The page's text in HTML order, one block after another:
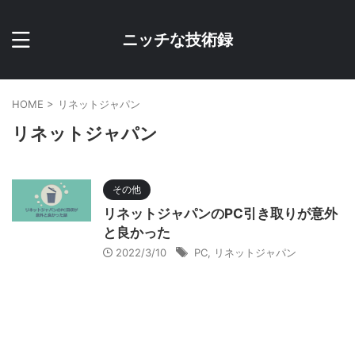
ニッチな技術録
HOME > リネットジャパン
リネットジャパン
その他
リネットジャパンのPC引き取りが意外
と良かった
2022/3/10 PC リネットジャパン